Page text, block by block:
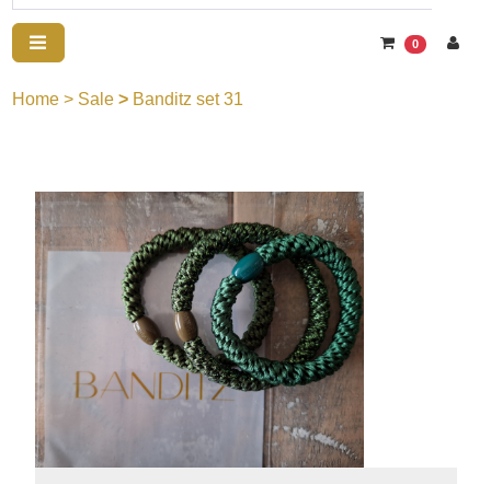
0
Home > Sale > Banditz set 31